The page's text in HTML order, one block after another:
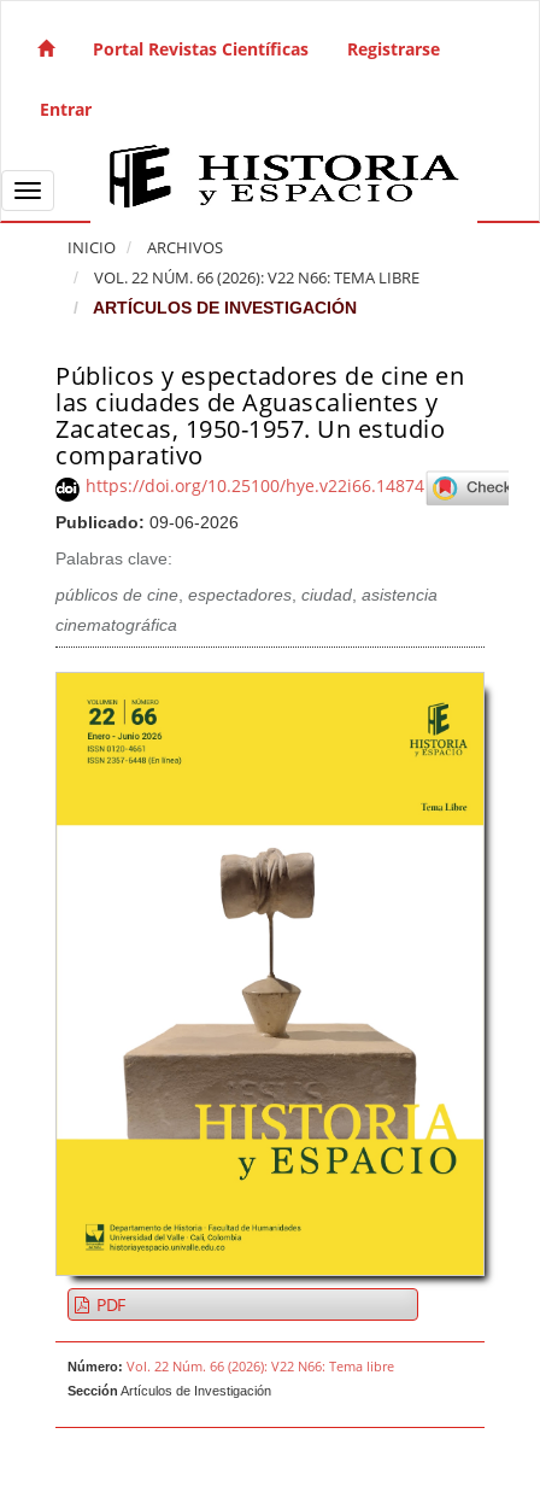
Navegación principal
Barra lateral
Portal Revistas Científicas Registrarse
Entrar
Toggle navigation
INICIO
ARCHIVOS
VOL. 22 NÚM. 66 (2026): V22 N66: TEMA LIBRE
ARTÍCULOS DE INVESTIGACIÓN
Públicos y espectadores de cine en
las ciudades de Aguascalientes y
Zacatecas, 1950-1957. Un estudio
comparativo
https://doi.org/10.25100/hye.v22i66.14874
Publicado: 09-06-2026
Palabras clave:
públicos de cine,espectadores,ciudad,asistencia
cinematográfica
Barra lateral del artículo
PDF
Número: Vol. 22 Núm. 66 (2026): V22 N66: Tema libre
Sección Artículos de Investigación